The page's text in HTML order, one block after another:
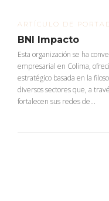
ARTÍCULO DE
BNI Impacto
Esta organización se ha
empresarial en Colima,
estratégico basada en la
diversos sectores que, a
fortalecen sus redes de...